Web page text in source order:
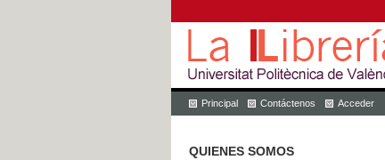
Principal Contáctenos Acceder
QUIENES SOMOS